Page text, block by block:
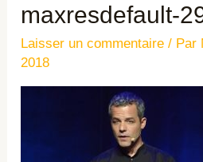
maxresdefault-
Laisser un commentaire / Par
2018